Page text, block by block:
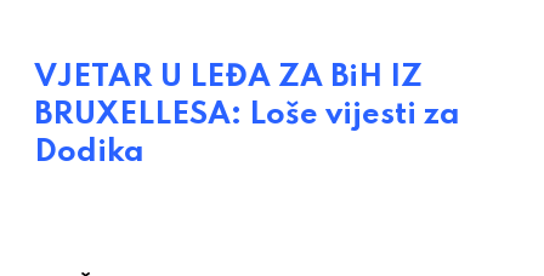
VJETAR U LEĐA ZA BiH IZ
BRUXELLESA: Loše vijesti za
Dodika